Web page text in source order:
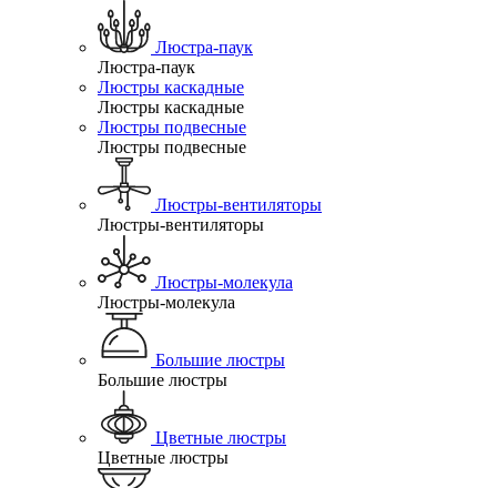
Люстра-паук
Люстра-паук
Люстры каскадные
Люстры каскадные
Люстры подвесные
Люстры подвесные
Люстры-вентиляторы
Люстры-вентиляторы
Люстры-молекула
Люстры-молекула
Большие люстры
Большие люстры
Цветные люстры
Цветные люстры